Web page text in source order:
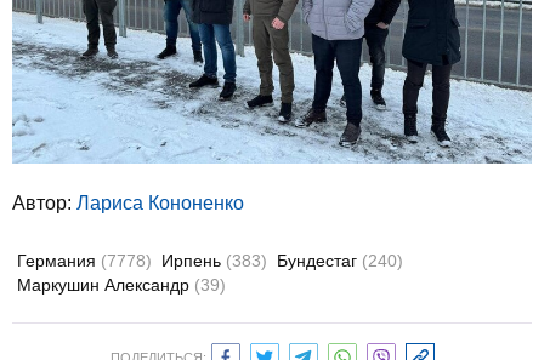
Автор: Лариса Кононенко
Германия (7778) Ирпень (383) Бундестаг (240)
Маркушин Александр (39)